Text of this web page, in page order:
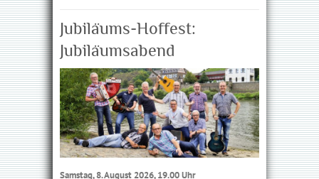
Jubiläums-Hoffest:
Jubiläumsabend
Samstag, 8. August 2026, 19.00 Uhr